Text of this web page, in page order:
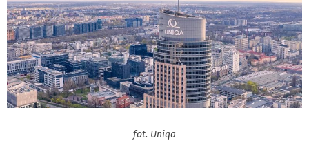
fot. Uniqa